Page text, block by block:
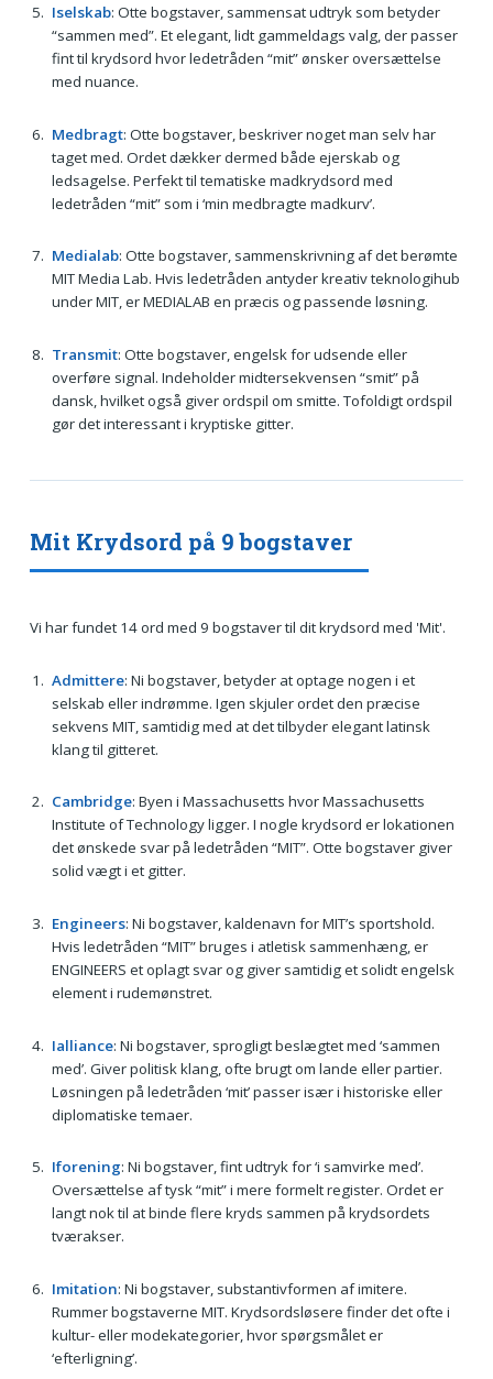
Iselskab: Otte bogstaver, sammensat udtryk som betyder
“sammen med”. Et elegant, lidt gammeldags valg, der passer
fint til krydsord hvor ledetråden “mit” ønsker oversættelse
med nuance.
Medbragt: Ot­te bogstaver, beskriver noget man selv har
taget med. Ordet dækker dermed både ejerskab og
ledsagelse. Perfekt til tematiske madkrydsord med
ledetråden “mit” som i ‘min medbragte madkurv’.
Medialab: Otte bogstaver, sammenskrivning af det berømte
MIT Media Lab. Hvis ledetråden antyder kreativ teknologihub
under MIT, er MEDIALAB en præcis og passende løsning.
Transmit: Otte bogstaver, engelsk for udsende eller
overføre signal. Indeholder midter­sekvensen “smit” på
dansk, hvilket også giver ordspil om smitte. Tofoldigt ordspil
gør det interessant i kryptiske gitter.
Mit Krydsord på 9 bogstaver
Vi har fundet 14 ord med 9 bogstaver til dit krydsord med 'Mit'.
Admittere: Ni bogstaver, betyder at optage nogen i et
selskab eller indrømme. Igen skjuler ordet den præcise
sekvens MIT, samtidig med at det tilbyder elegant latinsk
klang til gitteret.
Cambridge: Byen i Massachusetts hvor Massachusetts
Institute of Technology ligger. I nogle krydsord er lokationen
det ønskede svar på ledetråden “MIT”. Otte bogstaver giver
solid vægt i et gitter.
Engineers: Ni bogstaver, kaldenavn for MIT’s sportshold.
Hvis ledetråden “MIT” bruges i atletisk sammenhæng, er
ENGINEERS et oplagt svar og giver samtidig et solidt engelsk
element i rudemønstret.
Ialliance: Ni bogstaver, sprogligt beslægtet med ‘sammen
med’. Giver politisk klang, ofte brugt om lande eller partier.
Løsningen på ledetråden ‘mit’ passer især i historiske eller
diplomatiske temaer.
Iforening: Ni bogstaver, fint udtryk for ‘i samvirke med’.
Oversættelse af tysk “mit” i mere formelt register. Ordet er
langt nok til at binde flere kryds sammen på krydsordets
tværakser.
Imitation: Ni bogstaver, substantivformen af imitere.
Rummer bogstaverne MIT. Krydsordsløsere finder det ofte i
kultur- eller modekategorier, hvor spørgsmålet er
‘efterligning’.